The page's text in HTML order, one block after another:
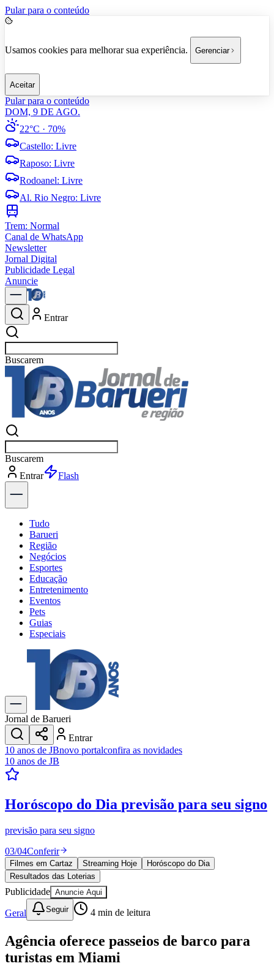
Pular para o conteúdo
Usamos cookies para melhorar sua experiência. Gerenciar
Aceitar
Pular para o conteúdo
DOM, 9 DE AGO.
22°C · 70%
Castello: Livre
Raposo: Livre
Rodoanel: Livre
Al. Rio Negro: Livre
Trem: Normal
Canal de WhatsApp
Newsletter
Jornal Digital
Publicidade Legal
Anuncie
Entrar
Buscaresp
Buscaresp
Entrar
Flash
Tudo
Barueri
Região
Negócios
Esportes
Educação
Entretenimento
Eventos
Pets
Guias
Especiais
Explore Tudo
Últimas Notícias
Previsão do Tempo
Trânsito e Rotas
Dia a Dia & Lazer
Transportes
Gastronomia
Cinema & Shows
JogosNovo
Para Sua Empresa
Anuncie no Portal
Cadastrar Empresa
Divulgar Vagas
Publicidade Legal
Política
Eleições
Esportes
Saúde
Segurança
Cultura
Meio Ambiente
Obras
Educação
Jornal de Barueri
Entrar
10 anos de JBnovo portalconfira as novidades
10 anos de JB
Horóscopo do Dia previsão para seu signo
previsão para seu signo
03/04Conferir
Filmes em Cartaz Streaming Hoje
Horóscopo do Dia
Resultados das Loterias
Publicidade Anuncie Aqui
Geral Seguir 4 min de leitura
Agência oferece passeios de barco para
turistas em Miami